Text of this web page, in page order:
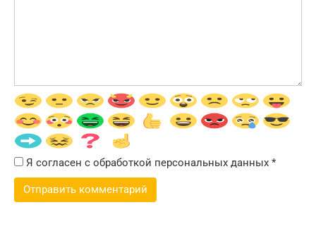
Я согласен с обработкой персональных данных *